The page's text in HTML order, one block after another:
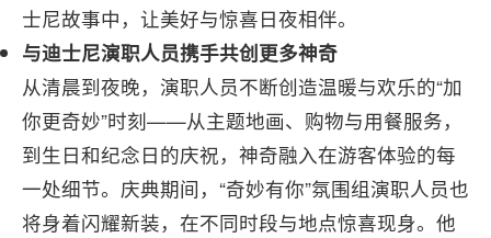
士尼故事中，让美好与惊喜日夜相伴。
与迪士尼演职人员携手共创更多神奇
从清晨到夜晚，演职人员不断创造温暖与欢乐的“加
你更奇妙”时刻——从主题地画、购物与用餐服务，
到生日和纪念日的庆祝，神奇融入在游客体验的每
一处细节。庆典期间，“奇妙有你”氛围组演职人员也
将身着闪耀新装，在不同时段与地点惊喜现身。他